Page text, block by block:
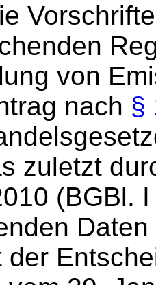
von
nach §
zuletzt
(BGBl.
der